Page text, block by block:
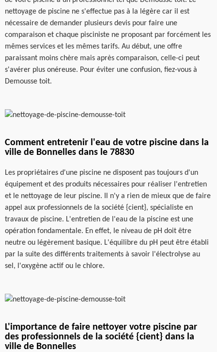
nettoyage de piscine ne s'effectue pas à la légère car il est
nécessaire de demander plusieurs devis pour faire une
comparaison et chaque pisciniste ne proposant par forcément les
mêmes services et les mêmes tarifs. Au début, une offre
paraissant moins chère mais après comparaison, celle-ci peut
s'avérer plus onéreuse. Pour éviter une confusion, fiez-vous à
Demousse toit.
Comment entretenir l'eau de votre piscine dans la
ville de Bonnelles dans le 78830
Les propriétaires d'une piscine ne disposent pas toujours d'un
équipement et des produits nécessaires pour réaliser l'entretien
et le nettoyage de leur piscine. Il n'y a rien de mieux que de faire
appel aux professionnels de la société {cient}, spécialiste en
travaux de piscine. L'entretien de l'eau de la piscine est une
opération fondamentale. En effet, le niveau de pH doit être
neutre ou légèrement basique. L'équilibre du pH peut être établi
par la suite des différents traitements à savoir l'électrolyse au
sel, l'oxygène actif ou le chlore.
L'importance de faire nettoyer votre piscine par
des professionnels de la société {cient} dans la
ville de Bonnelles